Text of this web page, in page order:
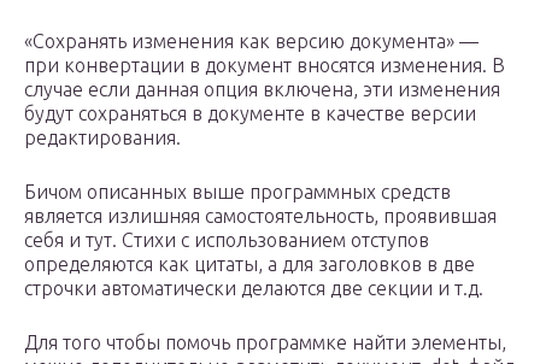
«Сохранять изменения как версию документа» —
при конвертации в документ вносятся изменения. В
случае если данная опция включена, эти изменения
будут сохраняться в документе в качестве версии
редактирования.
Бичом описанных выше программных средств
является излишняя самостоятельность, проявившая
себя и тут. Стихи с использованием отступов
определяются как цитаты, а для заголовков в две
строчки автоматически делаются две секции и т.д.
Для того чтобы помочь программке найти элементы,